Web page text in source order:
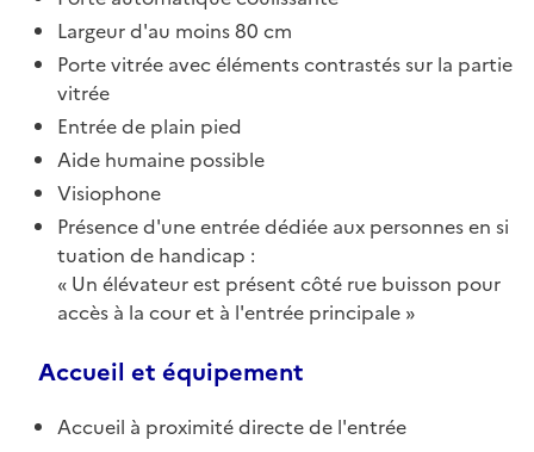
Largeur d'au moins 80 cm
Porte vitrée avec éléments contrastés sur la partie
vitrée
Entrée de plain pied
Aide humaine possible
Visiophone
Présence d'une entrée dédiée aux personnes en si
tuation de handicap :
Un élévateur est présent côté rue buisson pour
accès à la cour et à l'entrée principale
Accueil et équipement
Accueil à proximité directe de l'entrée